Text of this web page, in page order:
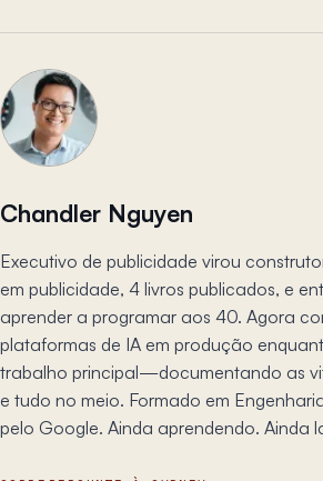
Chandler Nguyen
Executivo de publicidade virou
em publicidade, 4 livros publicados, e
aprender a programar aos 40. Agora
plataformas de IA em produção
trabalho principal—documentando as
e tudo no meio. Formado em
pelo Google. Ainda aprendendo. Ainda